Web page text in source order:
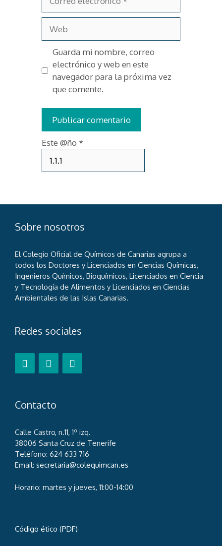
electrónico
Guarda mi nombre, correo
electrónico y web en este
navegador para la próxima vez
que comente.
Este @ño *
Sobre nosotros
El Colegio Oficial de Químicos de Canarias agrupa a
todos los Doctores y Licenciados en Ciencias Químicas,
Ingenieros Químicos, Bioquímicos, Licenciados en Ciencia
y Tecnología de Alimentos y Licenciados en Ciencias
Ambientales de las Islas Canarias.
Redes sociales
Contacto
Calle Castro, n.11, 1º izq.
38006 Santa Cruz de Tenerife
Teléfono: 624 633 716
Email: secretaria@colequimcan.es
Horario: martes y jueves, 11:00-14:00
Código ético (PDF)